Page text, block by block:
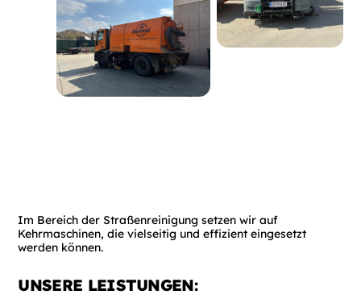
Im Bereich der Straßenreinigung setzen wir auf
Kehrmaschinen, die vielseitig und effizient eingesetzt
werden können.
UNSERE LEISTUNGEN: